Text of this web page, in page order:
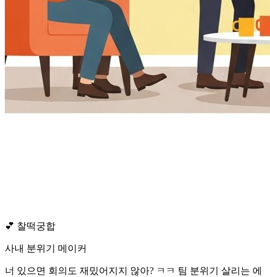
💕 찰떡궁합
사내 분위기 메이커
너 있으면 회의도 재밌어지지 않아? ㅋㅋ 팀 분위기 살리는 에